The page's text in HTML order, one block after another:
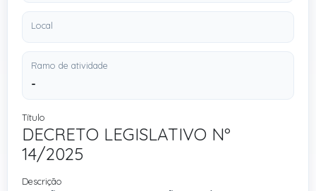
Local
Ramo de atividade
-
Título
DECRETO LEGISLATIVO Nº
14/2025
Descrição